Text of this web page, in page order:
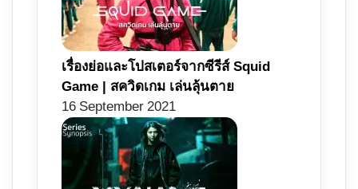
เรื่องย่อและโปสเตอร์จากซีรีส์ Squid
Game | สควิดเกม เล่นลุ้นตาย
16 September 2021